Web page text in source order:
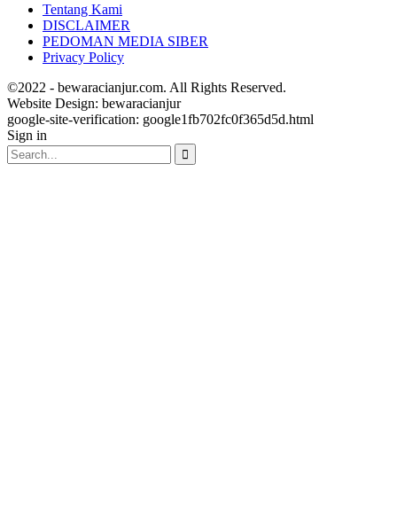
Tentang Kami
DISCLAIMER
PEDOMAN MEDIA SIBER
Privacy Policy
©2022 - bewaracianjur.com. All Rights Reserved.
Website Design: bewaracianjur
google-site-verification: google1fb702fc0f365d5d.html
Sign in